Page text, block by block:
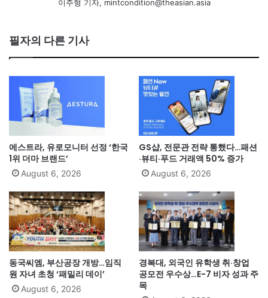
이주형 기자, mintcondition@theasian.asia
필자의 다른 기사
에스트라, 유로모니터 선정 ‘한국
1위 더마 브랜드’
August 6, 2026
GS샵, 전문관 전략 통했다…패션
·뷰티·푸드 거래액 50% 증가
August 6, 2026
동국씨엠, 부산공장 개방…임직
원 자녀 초청 ‘패밀리 데이’
August 6, 2026
경복대, 외국인 유학생 취·창업
공모전 우수상…E-7 비자 성과 주
목